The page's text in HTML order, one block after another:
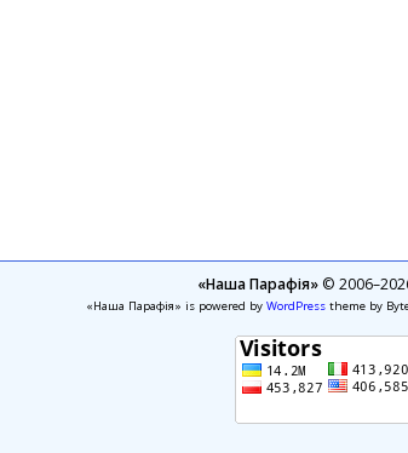
«Наша Парафія»©
«Наша Парафія» is powered by WordPresstheme by